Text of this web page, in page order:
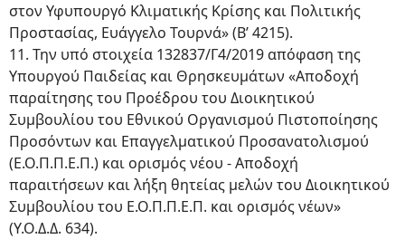
στον Υφυπουργό Κλιματικής Κρίσης και Πολιτικής
Προστασίας, Ευάγγελο Τουρνά» (Β’ 4215).
11. Την υπό στοιχεία 132837/Γ4/2019 απόφαση της
Υπουργού Παιδείας και Θρησκευμάτων «Αποδοχή
παραίτησης του Προέδρου του Διοικητικού
Συμβουλίου του Εθνικού Οργανισμού Πιστοποίησης
Προσόντων και Επαγγελματικού Προσανατολισμού
(Ε.Ο.Π.Π.Ε.Π.) και ορισμός νέου - Αποδοχή
παραιτήσεων και λήξη θητείας μελών του Διοικητικού
Συμβουλίου του Ε.Ο.Π.Π.Ε.Π. και ορισμός νέων»
(Υ.Ο.Δ.Δ. 634).